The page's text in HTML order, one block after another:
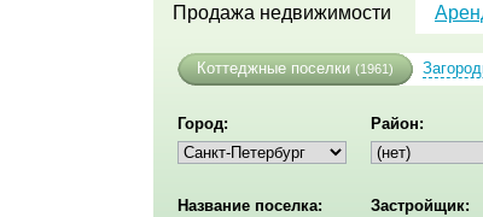
Продажа недвижимости
Коттеджные поселки (1961)
Город: Район:
Название поселка: Застройщик: